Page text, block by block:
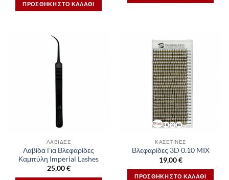
ΠΡΟΣΘΉΚΗ ΣΤΟ ΚΑΛΆΘΙ
ΛΑΒΊΔΕΣ
Λαβίδα Για Βλεφαρίδες
Καμπύλη Imperial Lashes
25,00€
ΚΑΣΕΤΊΝΕΣ
Βλεφαρίδες 3D 0.10 MIX
19,00€
ΠΡΟΣΘΉΚΗ ΣΤΟ ΚΑΛΆΘΙ